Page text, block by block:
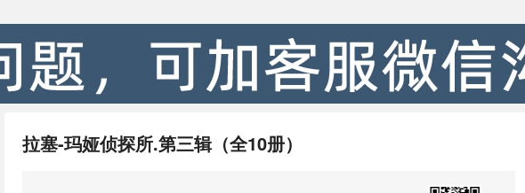
拉塞-玛娅侦探所.第三辑（全10册）